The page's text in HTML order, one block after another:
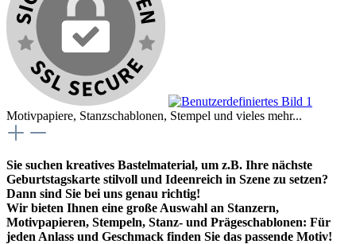
Motivpapiere, Stanzschablonen, Stempel und vieles mehr...
Sie suchen kreatives Bastelmaterial, um z.B. Ihre nächste
Geburtstagskarte stilvoll und Ideenreich in Szene zu setzen?
Dann sind Sie bei uns genau richtig!
Wir bieten Ihnen eine große Auswahl an Stanzern,
Motivpapieren, Stempeln, Stanz- und Prägeschablonen: Für
jeden Anlass und Geschmack finden Sie das passende Motiv!